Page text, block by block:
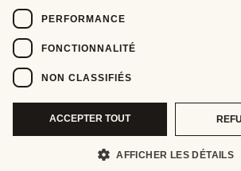
PERFORMANCE
FONCTIONNALITÉ
NON CLASSIFIÉS
ACCEPTER TOUT
AFFICHER LES DÉTAILS